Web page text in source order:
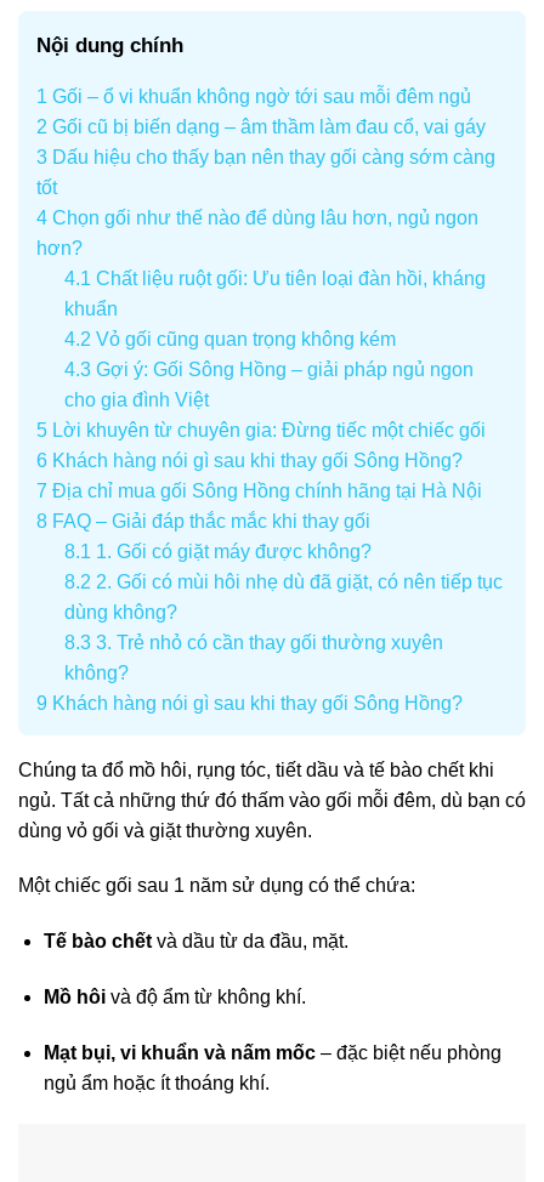
Nội dung chính
1 Gối – ổ vi khuẩn không ngờ tới sau mỗi đêm ngủ
2 Gối cũ bị biến dạng – âm thầm làm đau cổ, vai gáy
3 Dấu hiệu cho thấy bạn nên thay gối càng sớm càng
tốt
4 Chọn gối như thế nào để dùng lâu hơn, ngủ ngon
hơn?
4.1 Chất liệu ruột gối: Ưu tiên loại đàn hồi, kháng
khuẩn
4.2 Vỏ gối cũng quan trọng không kém
4.3Gợi ý: Gối Sông Hồng – giải pháp ngủ ngon
cho gia đình Việt
5 Lời khuyên từ chuyên gia: Đừng tiếc một chiếc gối
6 Khách hàng nói gì sau khi thay gối Sông Hồng?
7 Địa chỉ mua gối Sông Hồng chính hãng tại Hà Nội
8 FAQ – Giải đáp thắc mắc khi thay gối
8.1 1. Gối có giặt máy được không?
8.2 2. Gối có mùi hôi nhẹ dù đã giặt, có nên tiếp tục
dùng không?
8.33. Trẻ nhỏ có cần thay gối thường xuyên
không?
9 Khách hàng nói gì sau khi thay gối Sông Hồng?
Chúng ta đổ mồ hôi, rụng tóc, tiết dầu và tế bào chết khi
ngủ. Tất cả những thứ đó thấm vào gối mỗi đêm, dù bạn có
dùng vỏ gối và giặt thường xuyên.
Một chiếc gối sau 1 năm sử dụng có thể chứa:
Tế bào chếtvà dầu từ da đầu, mặt.
Mồ hôivà độ ẩm từ không khí.
Mạt bụi, vi khuẩn và nấm mốc– đặc biệt nếu phòng
ngủ ẩm hoặc ít thoáng khí.